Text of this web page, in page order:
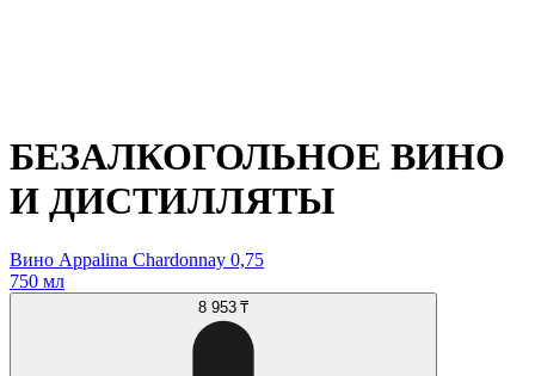
БЕЗАЛКОГОЛЬНОЕ ВИНО
И ДИСТИЛЛЯТЫ
Вино Appalina Chardonnay 0,75
750 мл
8 953 ₸